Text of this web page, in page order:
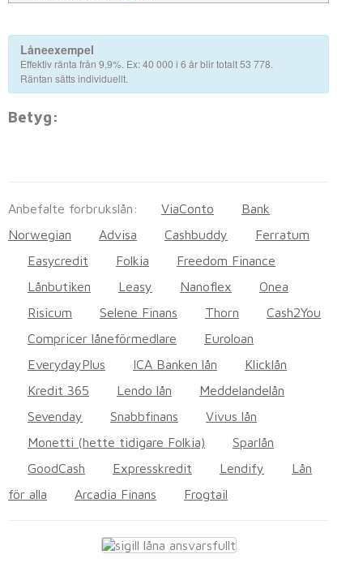
Låneexempel
Effektiv ränta från 9,9%. Ex: 40 000 i 6 år blir totalt 53 778.
Räntan sätts individuellt.
Betyg:
Anbefalte forbrukslån: ViaConto
Bank
Norwegian
Advisa Cashbuddy
Ferratum
Easycredit
Folkia
Freedom Finance
Lånbutiken
Leasy Nanoflex
Onea
Risicum
Selene Finans Thorn
Cash2You
Compricer låneförmedlare
Euroloan
EverydayPlus
ICA Banken lån
Klicklån
Kredit 365
Lendo lån
Meddelandelån
Sevenday
Snabbfinans
Vivus lån
Monetti (hette tidigare Folkia)
Sparlån
GoodCash
Expresskredit Lendify
Lån
för alla
Arcadia Finans Frogtail